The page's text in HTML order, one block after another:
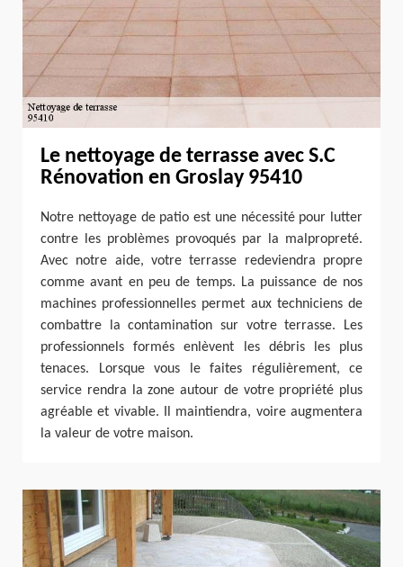
Le nettoyage de terrasse avec S.C
Rénovation en Groslay 95410
Notre nettoyage de patio est une nécessité pour lutter
contre les problèmes provoqués par la malpropreté.
Avec notre aide, votre terrasse redeviendra propre
comme avant en peu de temps. La puissance de nos
machines professionnelles permet aux techniciens de
combattre la contamination sur votre terrasse. Les
professionnels formés enlèvent les débris les plus
tenaces. Lorsque vous le faites régulièrement, ce
service rendra la zone autour de votre propriété plus
agréable et vivable. Il maintiendra, voire augmentera
la valeur de votre maison.